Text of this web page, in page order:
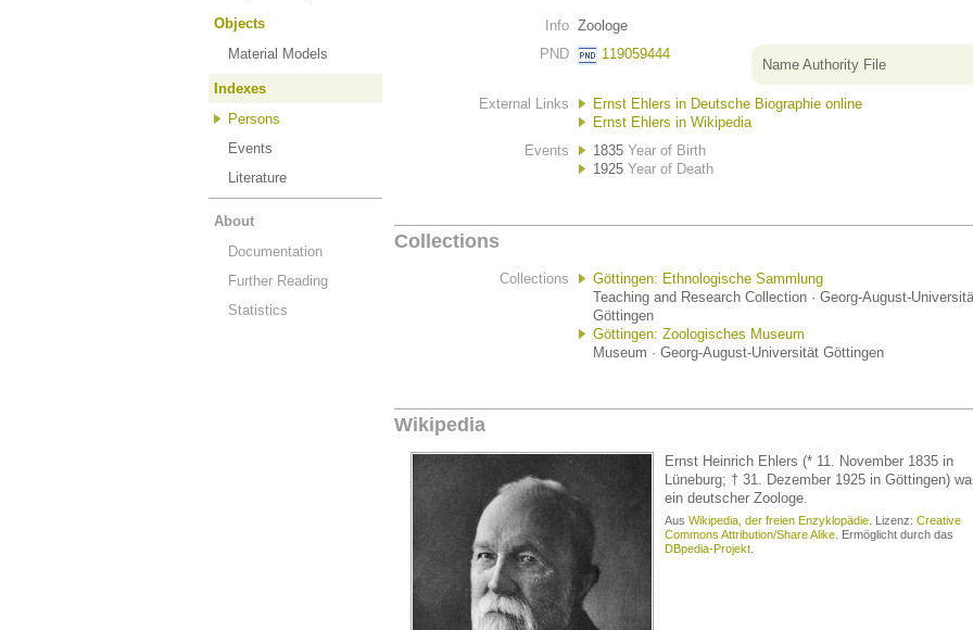
Objects
Material Models
Indexes
Persons
Events
Literature
About
Documentation
Further Reading
Statistics
Info Zoologe
PND
119059444
Name Authority File
External Links
Ernst Ehlers in Deutsche Biographie online
Ernst Ehlers in Wikipedia
Events
1835 Year of Birth
1925 Year of Death
Collections
Collections
Göttingen: Ethnologische Sammlung
Teaching and Research Collection · Georg-August-
Göttingen
Göttingen: Zoologisches Museum
Museum · Georg-August-Universität Göttingen
Wikipedia
Ernst Heinrich Ehlers (* 11. November 1835 in
Lüneburg; † 31. Dezember 1925 in Göttingen)
ein deutscher Zoologe.
Aus Wikipedia, der freien Enzyklopädie . Lizenz: Creative
Commons Attribution/Share Alike . Ermöglicht durch das
DBpedia-Projekt